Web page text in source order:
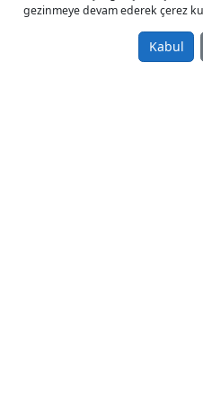
Tags
mermer makinası
köprü kesim makinesi
granit taraklama makinası
gezinmeye devam ederek çerez
Kabul